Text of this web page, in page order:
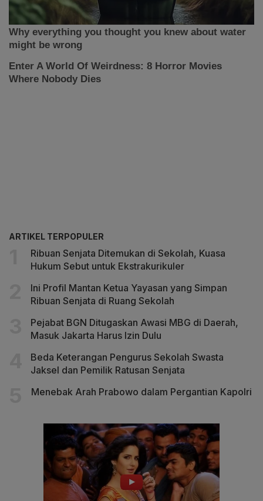
ARTIKEL TERPOPULER
Ribuan Senjata Ditemukan di Sekolah, Kuasa
Hukum Sebut untuk Ekstrakurikuler
Ini Profil Mantan Ketua Yayasan yang Simpan
Ribuan Senjata di Ruang Sekolah
Pejabat BGN Ditugaskan Awasi MBG di Daerah,
Masuk Jakarta Harus Izin Dulu
Beda Keterangan Pengurus Sekolah Swasta
Jaksel dan Pemilik Ratusan Senjata
Menebak Arah Prabowo dalam Pergantian Kapolri